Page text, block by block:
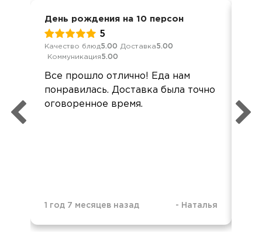
День рождения на 10 персон
5
Качество блюд5.00 Доставка5.00
Коммуникация5.00
Все прошло отлично! Еда нам
понравилась. Доставка была точно
оговоренное время.
1 год 7 месяцев назад - Наталья